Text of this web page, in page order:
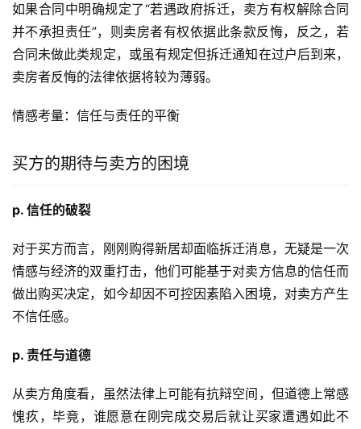
如果合同中明确规定了“若遇政府拆迁，卖方有权解除合同
并不承担责任”，则卖房者有权依据此条款反悔，反之，若
合同未做此类规定，或虽有规定但拆迁通知在过户后到来，
卖房者反悔的法律依据将较为薄弱。
情感考量：信任与责任的平衡
买方的期待与卖方的困境
p. 信任的破裂
对于买方而言，刚刚购得新居却面临拆迁消息，无疑是一次
情感与经济的双重打击，他们可能基于对卖方信息的信任而
做出购买决定，如今却因不可控因素陷入困境，对卖方产生
不信任感。
p. 责任与道德
从卖方角度看，虽然法律上可能有抗辩空间，但道德上常感
愧疚，毕竟，谁愿意在刚完成交易后就让买家遭遇如此不